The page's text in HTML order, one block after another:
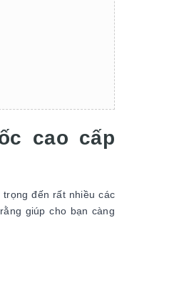
cao cấp
đến rất nhiều các
giúp cho bạn càng